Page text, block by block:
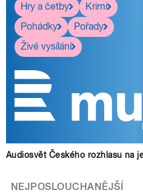
Hry a četby
Krimi
Pohádky
Pořady
Živé vysílání
Audiosvět Českého rozhlasu na
NEJPOSLOUCHANĚJŠÍ